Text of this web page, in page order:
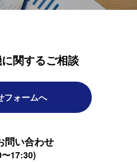
関するご相談
フォームへ
問い合わせ
17:30)